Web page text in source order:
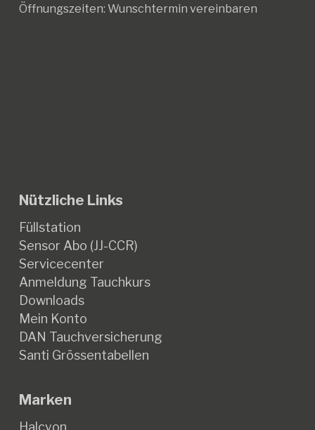
Öffnungszeiten: Wunschtermin vereinbaren
Nützliche Links
Füllstation
Sensor Abo (JJ-CCR)
Servicecenter
Anmeldung Tauchkurs
Downloads
Mein Konto
DAN Tauchversicherung
Santi Grössentabellen
Marken
Halcyon